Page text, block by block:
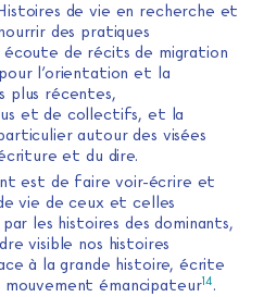
de vie en recherche et
des pratiques
écoute de récits de migration
l’orientation et la
plus récentes,
et de collectifs, et la
autour des visées
et du dire.
est de faire voir-écrire et
vie de ceux et celles
par les histoires des dominants,
visible nos histoires
à la grande histoire, écrite
mouvement émancipateur14.